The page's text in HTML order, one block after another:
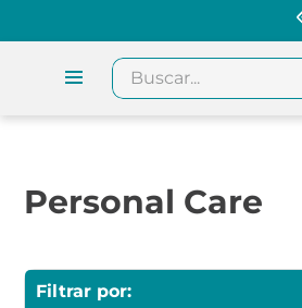
Buscar...
Personal Care